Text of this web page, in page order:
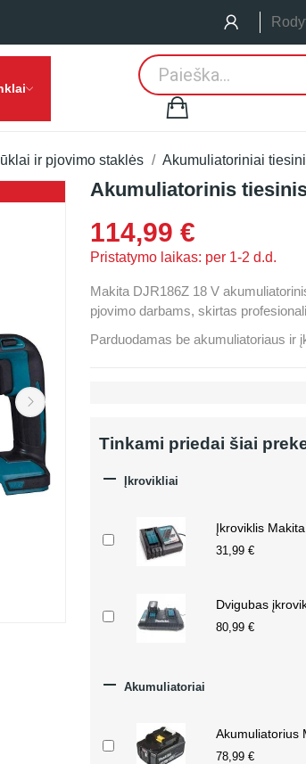
ir pjovimo staklės Akumuliatoriniai
PRISTATYMO
Akumuliatorinis
114,99 €
Pristatymo laikas: per 1-2 d.d.
Makita DJR186Z 18 V
pjovimo darbams, skirtas
Parduodamas be akumuliatoriaus ir
Tinkami priedai šiai
 Įkrovikliai
Įkroviklis
31,99 €
Dvigubas
80,99 €
 Akumuliatoriai
Akumuliatorius
78,99 €